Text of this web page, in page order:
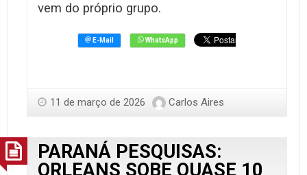
vem do próprio grupo.
11 de março de 2026 Carlos Aires
PARANÁ PESQUISAS:
ORLEANS SOBE QUASE 10